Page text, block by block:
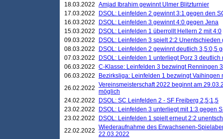
18.03.2022 Amjad Ibrahim gewinnt Ulmer Blitzturnier
17.03.2022
DSOL: Leinfelden 2 gewinnt 3:1 gegen den
16.03.2022
DSOL: Leinfelden 3 gewinnt 4:0 gegen Jena
15.03.2022
DSOL: Leinfelden 1 überrollt Hellern 2 mit 4:0
09.03.2022
DSOL: Leinfelden 3 spielt 2:2 Unentschieden
08.03.2022
DSOL: Leinfelden 2 gewinnt deutlich 3,5:0,5
07.03.2022
DSOL: Leinfelden 1 unterliegt Porz 3 deutlich
06.03.2022 C-Klasse: Leinfelden 3 bezwingt Renningen
06.03.2022
Bezirksliga: Leinfelden 1 bezwingt Vaihingen
26.02.2022 Vereinsmeisterschaft 2022 beginnt am
möglich
24.02.2022
DSOL: SC Leinfelden 2 - SF Freiberg 2,5;1,5
23.02.2022
DSOL: Leinfelden 3 unterliegt mit 1:3 gegen
23.02.2022
DSOL: Leinfelden 1 spielt erneut 2:2
22.02.2022 Wiederaufnahme des Erwachsenen-
22.03.2022